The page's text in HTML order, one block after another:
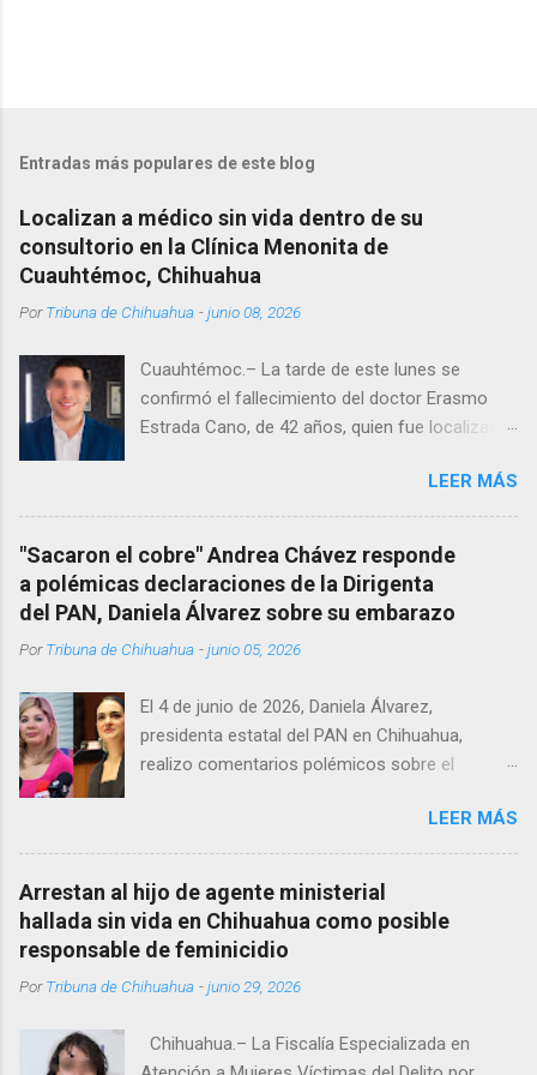
Entradas más populares de este blog
Localizan a médico sin vida dentro de su
consultorio en la Clínica Menonita de
Cuauhtémoc, Chihuahua
PorTribuna de Chihuahua -junio 08, 2026
Cuauhtémoc.– La tarde de este lunes se
confirmó el fallecimiento del doctor Erasmo
Estrada Cano, de 42 años, quien fue localizado
Menonita, ubicada en el kilómetro 10 del
Corredor Comercial. Según reportes el médico
se habría quitado la vida mientras permanecía
encerrado en el consultorio, por lo que
autoridades tuvieron que derribar la puerta,
Estrada, quien se desempeñó como presidente
un médico reconocido en la región.
LEER MÁS
"Sacaron el cobre" Andrea Chávez responde
a polémicas declaraciones de la Dirigenta
del PAN, Daniela Álvarez sobre su embarazo
PorTribuna de Chihuahua -junio 05, 2026
El 4 de junio de 2026, Daniela Álvarez,
presidenta estatal del PAN en Chihuahua,
realizo comentarios polémicos sobre el
Chávez. “acuérdense que su bebé está por
nacer”, expresó al ser cuestionada sobre si la
retaría a tomarse una foto en un restaurante
de Texas como una prueba de que si cuenta
con VISA Álvarez añadió: “Yo no sé dónde irá a
emociones fuertes, ¿Qué tal si se le ocurre que
cruzar y luego le den un susto, y pues la
LEER MÁS
Arrestan al hijo de agente ministerial
hallada sin vida en Chihuahua como posible
responsable de feminicidio
PorTribuna de Chihuahua -junio 29, 2026
Chihuahua.– La Fiscalía Especializada en